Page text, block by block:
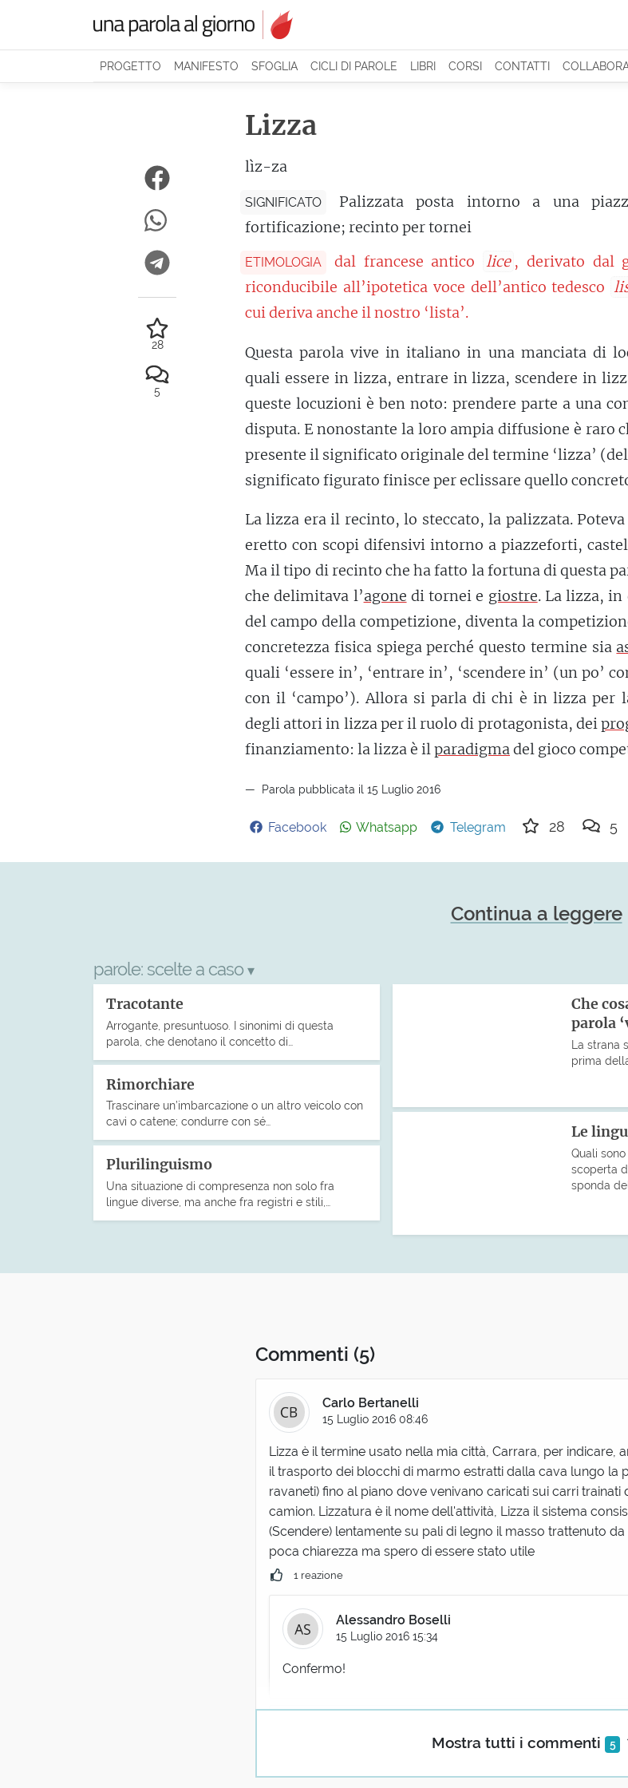
PROGETTO MANIFESTO SFOGLIA CICLI DI PAROLE LIBRI CORSI CONTATTI
Lizza
lìz-za
SIGNIFICATO
Palizzata posta intorno a una
fortificazione; recinto per tornei
ETIMOLOGIA dal francese antico lice , derivato dal
riconducibile all’ipotetica voce dell’antico tedesco
cui deriva anche il nostro ‘lista’.
Questa parola vive in italiano in una manciata di
quali essere in lizza, entrare in lizza, scendere in
queste locuzioni è ben noto: prendere parte a una
disputa. E nonostante la loro ampia diffusione è raro
presente il significato originale del termine ‘lizza’
significato figurato finisce per eclissare quello
La lizza era il recinto, lo steccato, la palizzata.
eretto con scopi difensivi intorno a piazzeforti,
Ma il tipo di recinto che ha fatto la fortuna di questa
che delimitava l’agone di tornei e giostre. La lizza,
del campo della competizione, diventa la
concretezza fisica spiega perché questo termine sia
quali ‘essere in’, ‘entrare in’, ‘scendere in’ (un po’
con il ‘campo’). Allora si parla di chi è in lizza per
degli attori in lizza per il ruolo di protagonista, dei
finanziamento: la lizza è ilparadigmadel gioco
Parola pubblicata il 15 Luglio 2016
Facebook Whatsapp Telegram 28 5
28
5
Continua a leggere
parole: scelte a caso ▾
Tracotante
Arrogante, presuntuoso. I sinonimi di questa
parola, che denotano il concetto di…
Rimorchiare
Trascinare un’imbarcazione o un altro veicolo con
cavi o catene; condurre con sé…
Plurilinguismo
Una situazione di compresenza non solo fra
lingue diverse, ma anche fra registri e stili,…
Che
parola
La strana
prima
Le
Quali
scoperta
sponda
Commenti (5)
Mostra tutti i commenti 5
Carlo Bertanelli
15 Luglio 2016 08:46
Lizza è il termine usato nella mia città, Carrara, per indicare,
il trasporto dei blocchi di marmo estratti dalla cava lungo la
ravaneti) fino al piano dove venivano caricati sui carri
camion. Lizzatura è il nome dell'attività, Lizza il sistema
(Scendere) lentamente su pali di legno il masso trattenuto
poca chiarezza ma spero di essere stato utile
1 reazione
Alessandro Boselli
15 Luglio 2016 15:34
Confermo!
20 Luglio 2016 15:42
proprio questo volevo scrivere! :D